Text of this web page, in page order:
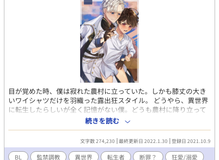
目が覚めた時、僕は寂れた農村に立っていた。しかも膝丈の大き
いワイシャツだけを羽織った露出狂スタイル。 どうやら、異世界
に転生したらしいが全く記憶がない僕。どうも農村に降り立って
いるしスローライフものの異世界転生かもと農家で生活しようと
した矢先、銀髪、蒼眼のありえないほどの長身イケメン美形に後
ろから羽交い絞めにされた。 「えっ？なんで？」 「……逃げるな
んて悪い子だねルーク。さぁ帰ろう」 良く分からないうちにその
まま攫われて……。 そこで気づいた、どうやら僕は腐女子の姉が
続きを読む
文字数 274,230 最終更新日 2022.1.30 登録日 2021.10.9
BL 監禁調教 異世界 転生者 断罪？
狂愛/溺愛